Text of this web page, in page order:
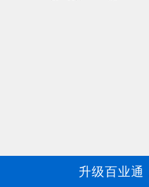
升级百业通